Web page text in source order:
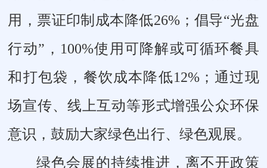
用，票证印制成本降低26%；倡导“光盘
行动”，100%使用可降解或可循环餐具
和打包袋，餐饮成本降低12%；通过现
场宣传、线上互动等形式增强公众环保
意识，鼓励大家绿色出行、绿色观展。
绿色会展的持续推进，离不开政策